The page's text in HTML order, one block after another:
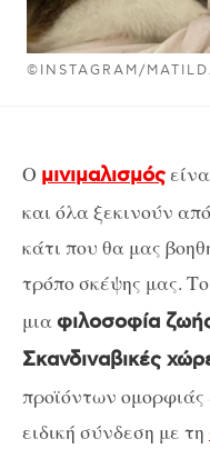
©INSTAGRAM/
Ο μινιμαλισμός
και όλα ξεκινούν
κάτι που θα μας
τρόπο σκέψης μας. Το
μιαφιλοσοφία
Σκανδιναβικές
προϊόντων
ειδική σύνδεση με τη